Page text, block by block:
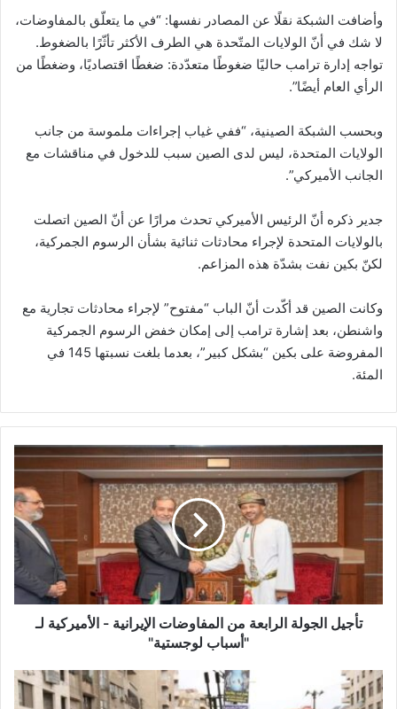
وأضافت الشبكة نقلًا عن المصادر نفسها: “في ما يتعلّق بالمفاوضات،
لا شك في أنّ الولايات المتّحدة هي الطرف الأكثر تأثّرًا بالضغوط.
تواجه إدارة ترامب حاليًا ضغوطًا متعدّدة: ضغطًا اقتصاديًا، وضغطًا من
الرأي العام أيضًا”.
وبحسب الشبكة الصينية، “ففي غياب إجراءات ملموسة من جانب
الولايات المتحدة، ليس لدى الصين سبب للدخول في مناقشات مع
الجانب الأميركي”.
جدير ذكره أنّ الرئيس الأميركي تحدث مرارًا عن أنّ الصين اتصلت
بالولايات المتحدة لإجراء محادثات ثنائية بشأن الرسوم الجمركية،
لكنّ بكين نفت بشدّة هذه المزاعم.
وكانت الصين قد أكّدت أنّ الباب “مفتوح” لإجراء محادثات تجارية مع
واشنطن، بعد إشارة ترامب إلى إمكان خفض الرسوم الجمركية
المفروضة على بكين “بشكل كبير”، بعدما بلغت نسبتها 145 في
المئة.
ت
أ
ي
و
ل
ر
تأجيل الجولة الرابعة من المفاوضات الإيرانية - الأميركية لـ
"أسباب لوجستية"
"
ا